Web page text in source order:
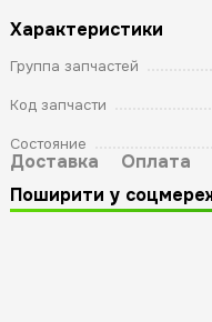
Характеристики
Группа запчастей
Код запчасти
Состояние
Доставка Оплата
Поширити у